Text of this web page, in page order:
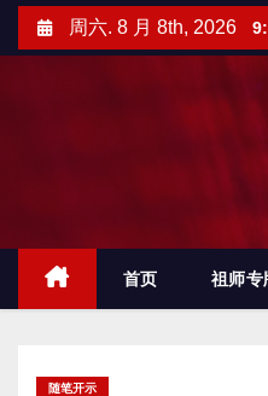
周六. 8 月 8th, 2026
首页 祖师专
随笔开示